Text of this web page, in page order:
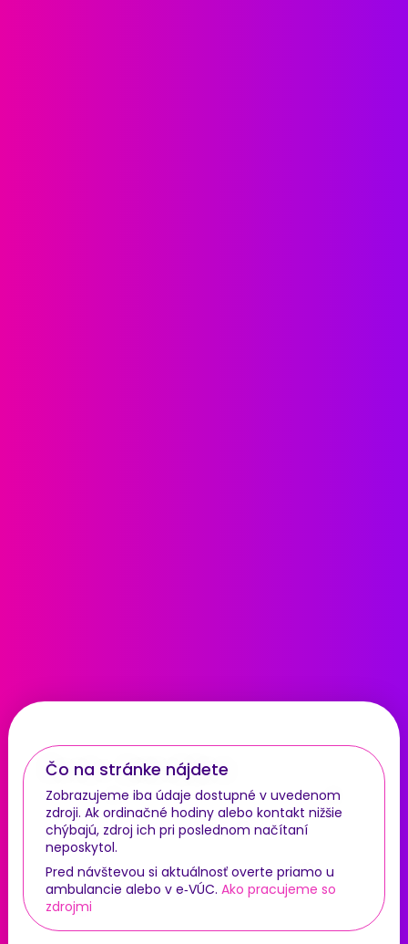
Čo na stránke nájdete
Zobrazujeme iba údaje dostupné v uvedenom
zdroji. Ak ordinačné hodiny alebo kontakt nižšie
chýbajú, zdroj ich pri poslednom načítaní
neposkytol.
Pred návštevou si aktuálnosť overte priamo u
ambulancie alebo v e‑VÚC. Ako pracujeme so
zdrojmi